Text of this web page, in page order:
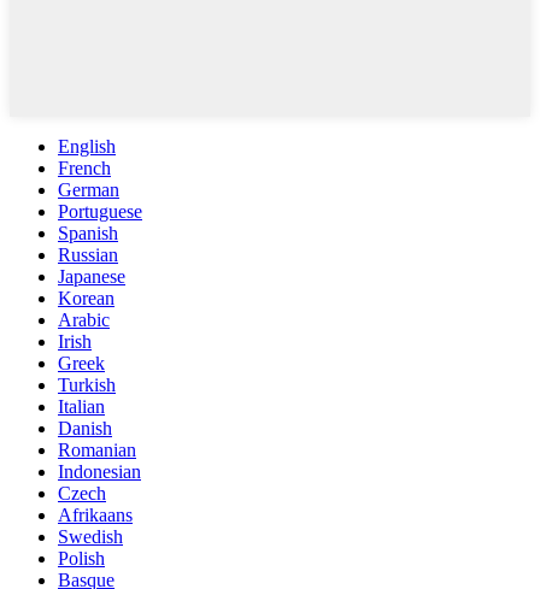
English
French
German
Portuguese
Spanish
Russian
Japanese
Korean
Arabic
Irish
Greek
Turkish
Italian
Danish
Romanian
Indonesian
Czech
Afrikaans
Swedish
Polish
Basque